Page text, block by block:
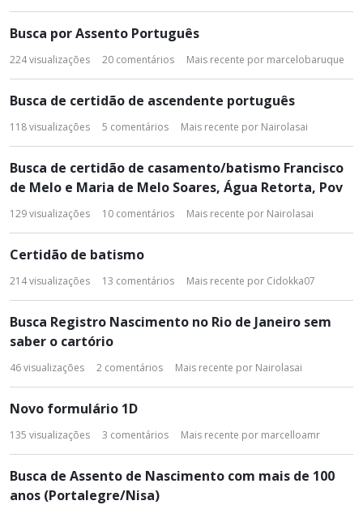
Busca por Assento Português
224visualizações 20 comentários Mais recente por marcelobaruque
Busca de certidão de ascendente português
118visualizações 5 comentários Mais recente por Nairolasai
Busca de certidão de casamento/batismo Francisco
de Melo e Maria de Melo Soares, Água Retorta, Pov
129visualizações 10 comentários Mais recente por Nairolasai
Certidão de batismo
214visualizações 13 comentários Mais recente por Cidokka07
Busca Registro Nascimento no Rio de Janeiro sem
saber o cartório
46visualizações 2 comentários Mais recente por Nairolasai
Novo formulário 1D
135 visualizações 3 comentários Mais recente por marcelloamr
Busca de Assento de Nascimento com mais de 100
anos (Portalegre/Nisa)